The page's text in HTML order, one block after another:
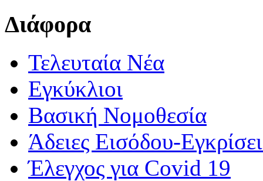
Διάφορα
Τελευταία Νέα
Εγκύκλιοι
Βασική Νομοθεσία
Άδειες Εισόδου-
Έλεγχος για Covid 19